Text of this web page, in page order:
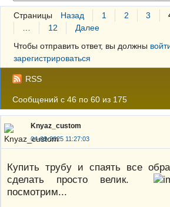
Поиск
Регистрация
Вход
Страницы Назад 1 2 3
12
Далее
Чтобы отправить ответ, вы должны
зарегистрироваться
RSS
Сообщений с 46 по 60 из 175
Knyaz_custom
04-09-2025 11:27:03
Купить трубу и спаять все
сделать просто велик.
посмотрим...